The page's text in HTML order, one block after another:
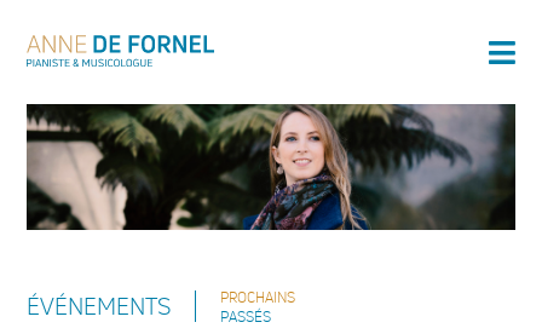
ÉVÉNEMENTS
PROCHAINS
PASSÉS